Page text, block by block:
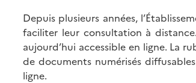
Depuis plusieurs années,
faciliter leur consultation à
aujourd’hui accessible en ligne. La
de documents numérisés
ligne.